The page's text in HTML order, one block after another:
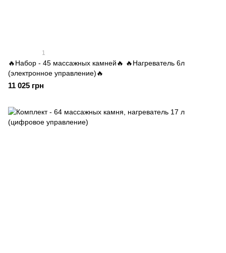
1
🔥Набор - 45 массажных камней🔥 🔥Нагреватель 6л
(электронное управление)🔥
11 025 грн